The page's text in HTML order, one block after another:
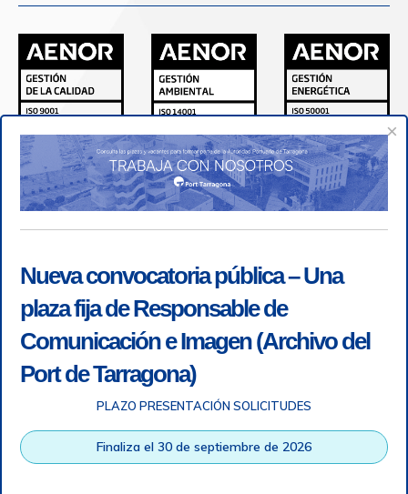
Autoridad Portuaria de Tarragona © Todos los derechos
×
Nueva convocatoria pública – Una
plaza fija de Responsable de
Comunicación e Imagen (Archivo del
Port de Tarragona)
PLAZO PRESENTACIÓN SOLICITUDES
Finaliza el 30 de septiembre de 2026